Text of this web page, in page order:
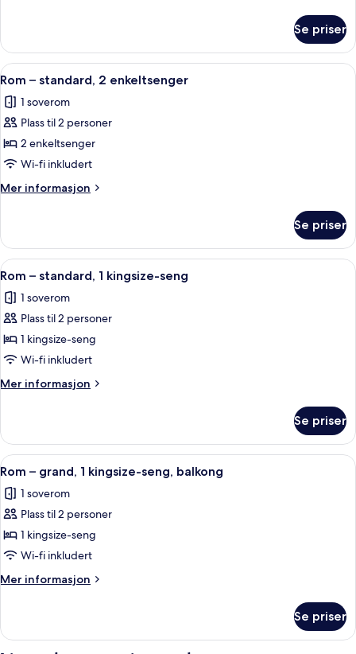
–
standard
Se priser
Åpne
alle
bildene
av
Rom
–
standard,
2
Minibar, safe på rommet, skrivebord
11
Rom – standard, 2 enkeltsenger
1 soverom
Plass til 2 personer
2 enkeltsenger
Wi-fi inkludert
Mer informasjon
Mer
–
standard,
2
Se priser
Åpne
alle
bildene
av
Rom
–
standard,
1
seng
Minibar, safe på rommet, skrivebord
17
Rom – standard, 1 kingsize-seng
1 soverom
Plass til 2 personer
1 kingsize-seng
Wi-fi inkludert
Mer informasjon
Mer
–
standard,
1
kingsize-
seng
Se priser
Åpne
alle
bildene
av
Rom
–
grand,
1
seng,
balkong
Minibar, safe på rommet, skrivebord
16
Rom – grand, 1 kingsize-seng, balkong
1 soverom
Plass til 2 personer
1 kingsize-seng
Wi-fi inkludert
Mer informasjon
Mer
–
grand,
Se priser